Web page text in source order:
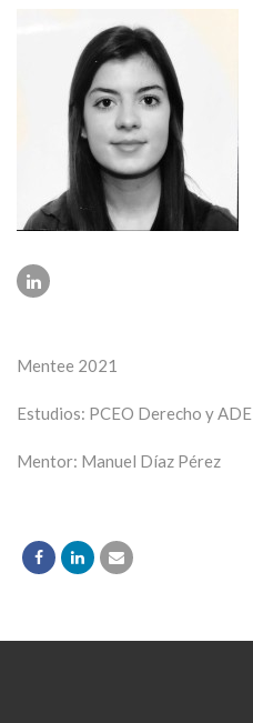
Mentee 2021
Estudios: PCEO Derecho y ADE
Mentor: Manuel Dí­az Pérez